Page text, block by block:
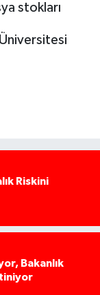
stokları
Riskini
Bakanlık